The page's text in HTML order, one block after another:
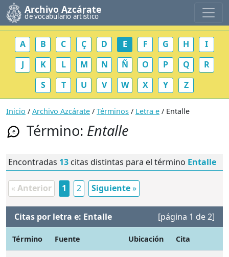
Archivo Azcárate
de vocabulario artístico
A B C Ç D E F G H
I
J
K L M N Ñ O P Q
R
S
T U V W X Y Z
Inicio / Archivo Azcárate / Términos / Letra e / Entalle
e Término: Entalle
Encontradas 13 citas distintas para el término Entalle
« Anterior 1 2 Siguiente»
Citas por letra e: Entalle [página 1 de 2]
Término Fuente Ubicación Cita